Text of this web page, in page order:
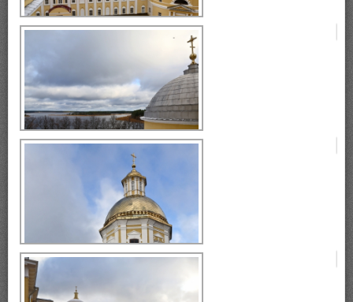
монастырь Нилова Пустынь
Селигер, монастырь Нилова
Пустынь